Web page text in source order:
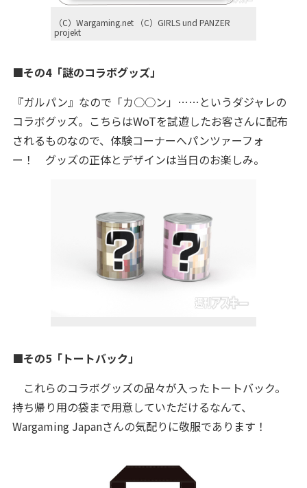
（C）Wargaming.net （C）GIRLS und PANZER
projekt
■その4「謎のコラボグッズ」
『ガルパン』なので「カ○○ン」……というダジャレの
コラボグッズ。こちらはWoTを試遊したお客さんに配布
されるものなので、体験コーナーへパンツァーフォ
ー！ グッズの正体とデザインは当日のお楽しみ。
■その5「トートバック」
これらのコラボグッズの品々が入ったトートバック。
持ち帰り用の袋まで用意していただけるなんて、
Wargaming Japanさんの気配りに敬服であります！